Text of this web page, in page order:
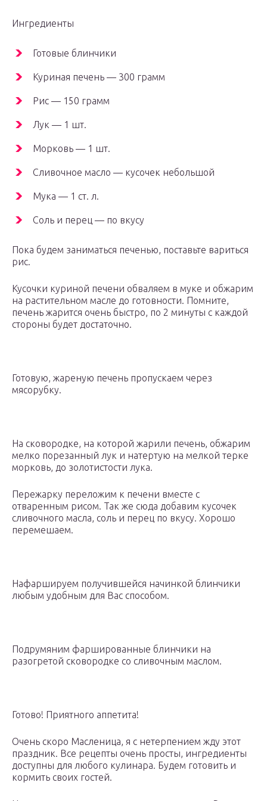
Ингредиенты
Готовые блинчики
Куриная печень — 300 грамм
Рис — 150 грамм
Лук — 1 шт.
Морковь — 1 шт.
Сливочное масло — кусочек небольшой
Мука — 1 ст. л.
Соль и перец — по вкусу
Пока будем заниматься печенью, поставьте вариться
рис.
Кусочки куриной печени обваляем в муке и обжарим
на растительном масле до готовности. Помните,
печень жарится очень быстро, по 2 минуты с каждой
стороны будет достаточно.
Готовую, жареную печень пропускаем через
мясорубку.
На сковородке, на которой жарили печень, обжарим
мелко порезанный лук и натертую на мелкой терке
морковь, до золотистости лука.
Пережарку переложим к печени вместе с
отваренным рисом. Так же сюда добавим кусочек
сливочного масла, соль и перец по вкусу. Хорошо
перемешаем.
Нафаршируем получившейся начинкой блинчики
любым удобным для Вас способом.
Подрумяним фаршированные блинчики на
разогретой сковородке со сливочным маслом.
Готово! Приятного аппетита!
Очень скоро Масленица, я с нетерпением жду этот
праздник. Все рецепты очень просты, ингредиенты
доступны для любого кулинара. Будем готовить и
кормить своих гостей.